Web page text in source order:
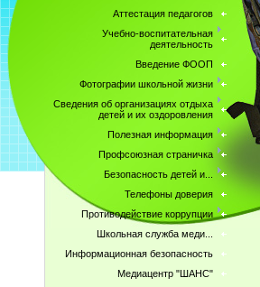
Аттестация педагогов
Учебно-воспитательная
деятельность
Введение ФООП
Фотографии школьной жизни
Сведения об организациях отдыха
детей и их оздоровления
Полезная информация
Профсоюзная страничка
Безопасность детей и...
Телефоны доверия
Противодействие коррупции
Школьная служба меди...
Информационная безопасность
Медиацентр "ШАНС"